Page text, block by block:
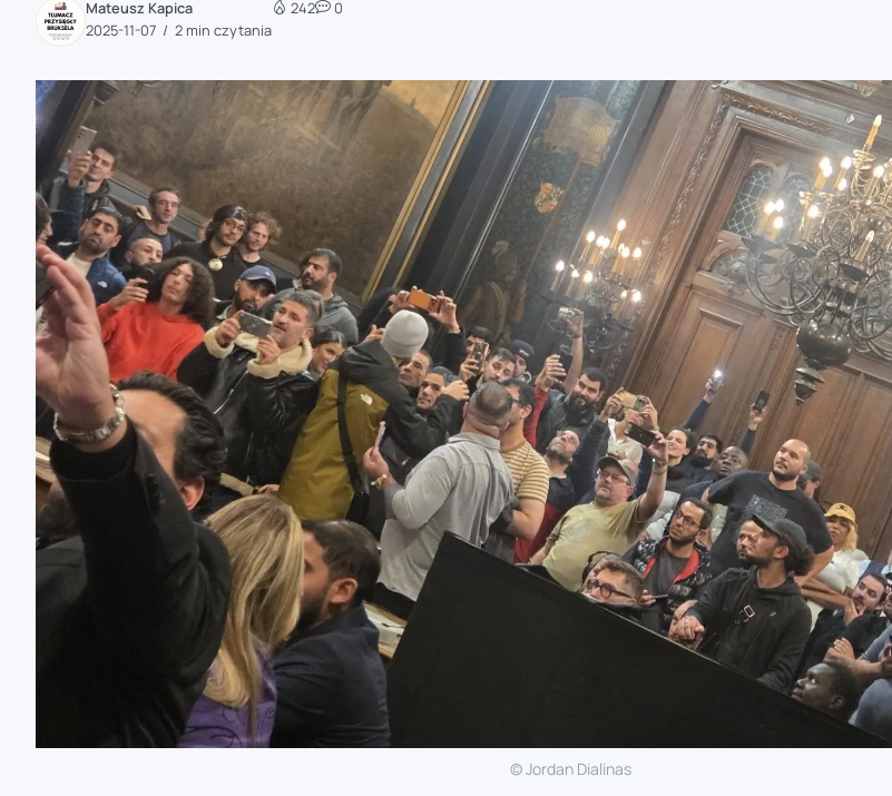
zaobserwuj nas
zaobserwuj nas
zaobserwuj nas
zaobserwuj nas
Mateusz Kapica
2025-11-07
2 min czytania
242 0
© Jordan Dialinas